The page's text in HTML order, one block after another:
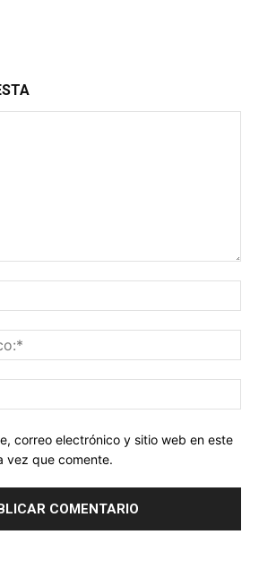
correo electrónico y sitio web en este
vez que comente.